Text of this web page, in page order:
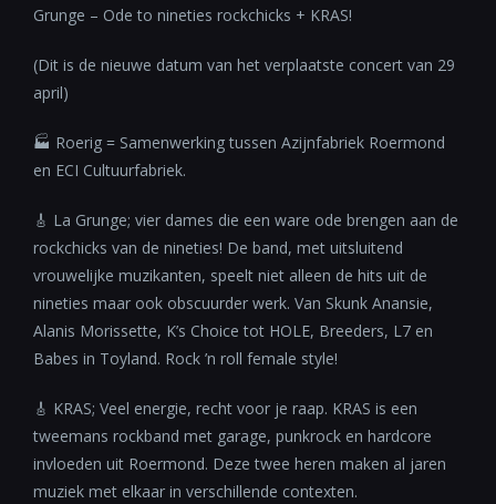
Grunge – Ode to nineties rockchicks + KRAS!
(Dit is de nieuwe datum van het verplaatste concert van 29
april)
🏭 Roerig = Samenwerking tussen Azijnfabriek Roermond
en ECI Cultuurfabriek.
🎸 La Grunge; vier dames die een ware ode brengen aan de
rockchicks van de nineties! De band, met uitsluitend
vrouwelijke muzikanten, speelt niet alleen de hits uit de
nineties maar ook obscuurder werk. Van Skunk Anansie,
Alanis Morissette, K’s Choice tot HOLE, Breeders, L7 en
Babes in Toyland. Rock ’n roll female style!
🎸 KRAS; Veel energie, recht voor je raap. KRAS is een
tweemans rockband met garage, punkrock en hardcore
invloeden uit Roermond. Deze twee heren maken al jaren
muziek met elkaar in verschillende contexten.